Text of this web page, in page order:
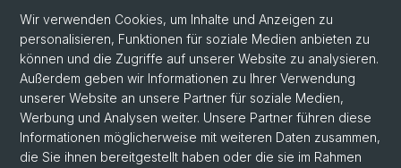
Klassische Archäologie
Latinistik
Ur- und Frühgeschichtliche und Provinzialrömische Archäologie
Vindonissa-Professur
Wir verwenden Cookies, um Inhalte und Anzeigen zu
personalisieren, Funktionen für soziale Medien anbieten zu
können und die Zugriffe auf unserer Website zu analysieren.
Außerdem geben wir Informationen zu Ihrer Verwendung
unserer Website an unsere Partner für soziale Medien,
Werbung und Analysen weiter. Unsere Partner führen diese
Informationen möglicherweise mit weiteren Daten zusammen,
die Sie ihnen bereitgestellt haben oder die sie im Rahmen